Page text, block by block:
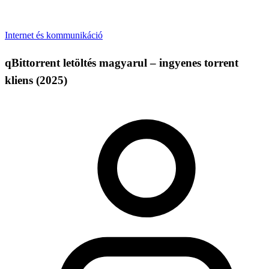
Internet és kommunikáció
qBittorrent letöltés magyarul – ingyenes torrent
kliens (2025)